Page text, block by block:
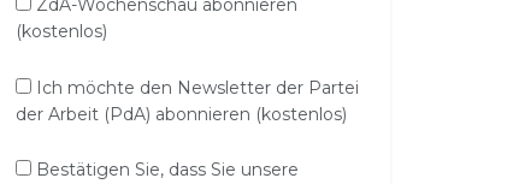
ZdA-Wochenschau abonnieren
(kostenlos)
Ich möchte den Newsletter der Partei
der Arbeit (PdA) abonnieren (kostenlos)
Bestätigen Sie, dass Sie unsere